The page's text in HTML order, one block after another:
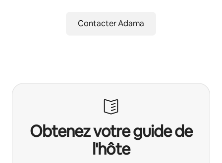
Contacter Adama
Obtenez votre guide de
l'hôte